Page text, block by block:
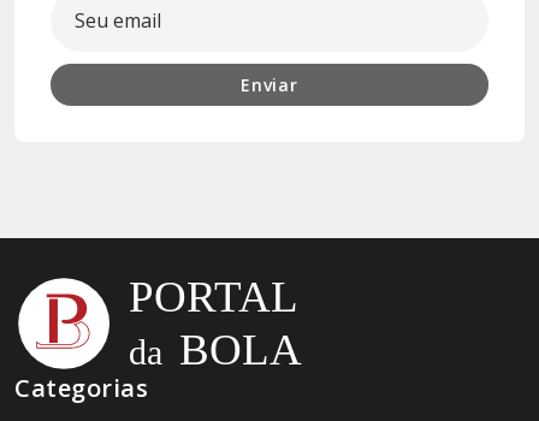
Enviar
Categorias